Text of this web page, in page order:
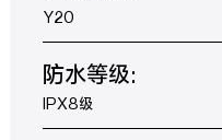
Y20
防水等级:
IPX8级